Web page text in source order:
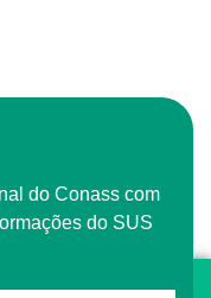
do Conass com
do SUS